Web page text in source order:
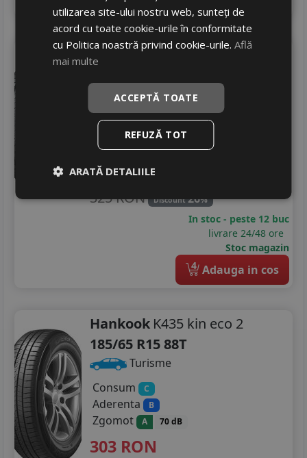
Laufenn Lk41 g fit eq+
Turisme
Consum D
Aderenta B
Zgomot A 70 dB
238RON
325 RON Discount26%
In stoc - peste 12 buc
livrare 24/48 ore
Stoc magazin
4 Adauga in cos
Hankook K435 kin eco 2
185/65 R15 88T
Turisme
Consum
C
Aderenta B
Zgomot A 70 dB
303 RON
utilizarea site-ului nostru web, sunteți de
acord cu toate cookie-urile în conformitate
cu Politica noastră privind cookie-urile.Află
mai multe
ACCEPTĂ TOATE
REFUZĂ TOT
ARATĂ DETALIILE